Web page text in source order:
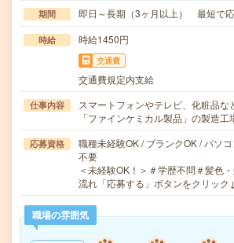
期間 即日～長期（3ヶ月以上） 最短で応
時給 時給1450円
交通費
交通費規定内支給
仕事内容
スマートフォンやテレビ、化粧品な
「ファインケミカル製品」の製造
応募資格
職種未経験OK / ブランクOK / パソ
不要
＜未経験OK！＞＃学歴不問＃髪色
流れ「応募する」ボタンをクリッ
職場の雰囲気